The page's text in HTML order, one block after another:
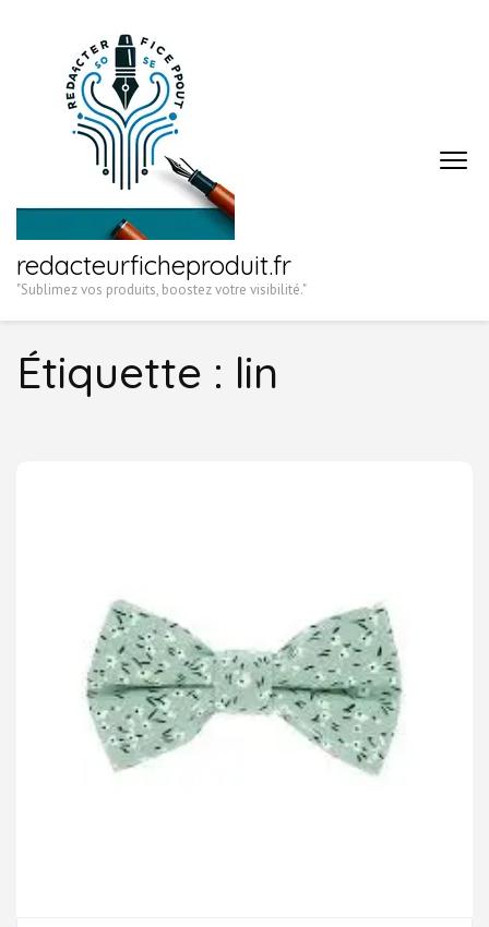
redacteurficheproduit.fr
"Sublimez vos produits, boostez votre visibilité."
Étiquette : lin